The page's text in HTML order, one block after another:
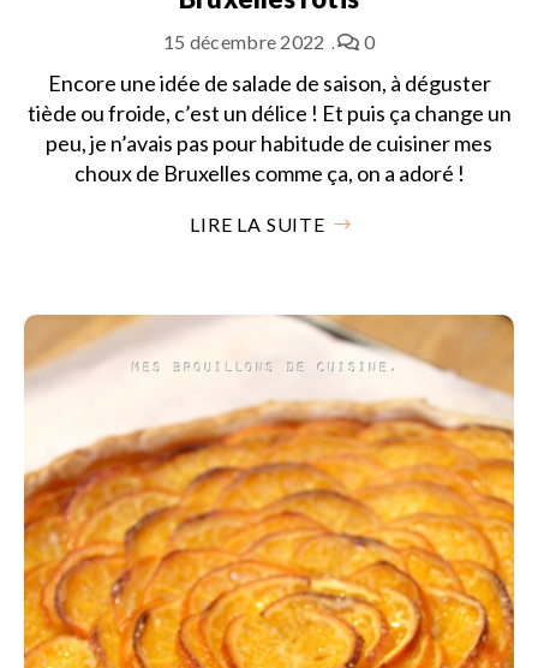
15 décembre 2022 0
Encore une idée de salade de saison, à déguster
tiède ou froide, c’est un délice ! Et puis ça change un
peu, je n’avais pas pour habitude de cuisiner mes
choux de Bruxelles comme ça, on a adoré !
LIRE LA SUITE